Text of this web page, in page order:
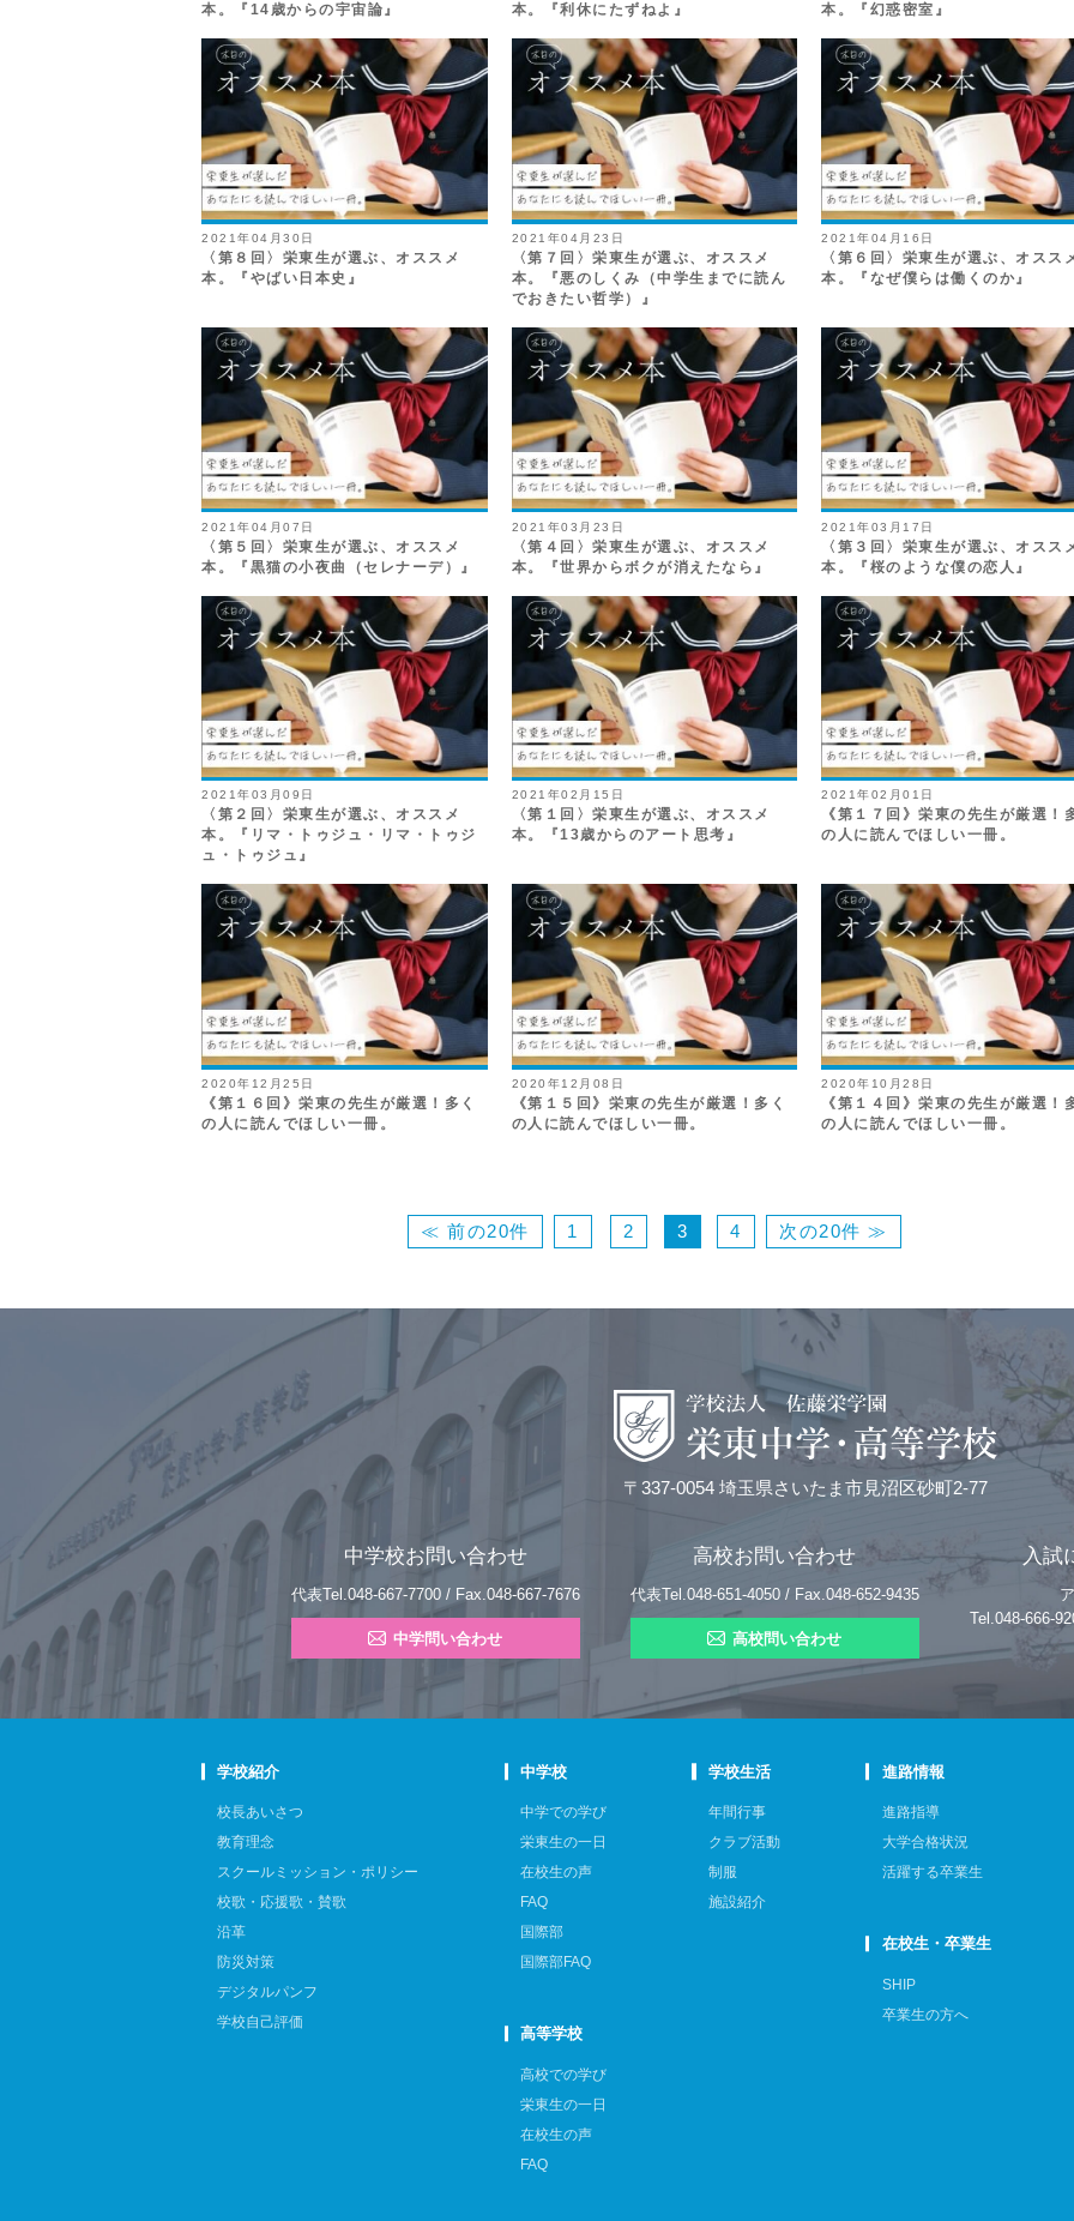
本。『14歳からの宇宙論』
本。『利休にたずねよ』
本。『幻惑密室』
2021年04月30日
〈第８回〉栄東生が選ぶ、オススメ
本。『やばい日本史』
2021年04月23日
〈第７回〉栄東生が選ぶ、オススメ
本。『悪のしくみ（中学生までに読ん
でおきたい哲学）』
2021年04月16日
〈第６回〉栄東生が選ぶ、オスス
本。『なぜ僕らは働くのか』
2021年04月07日
〈第５回〉栄東生が選ぶ、オススメ
本。『黒猫の小夜曲（セレナーデ）』
2021年03月23日
〈第４回〉栄東生が選ぶ、オススメ
本。『世界からボクが消えたなら』
2021年03月17日
〈第３回〉栄東生が選ぶ、オスス
本。『桜のような僕の恋人』
2021年03月09日
〈第２回〉栄東生が選ぶ、オススメ
本。『リマ・トゥジュ・リマ・トゥジ
ュ・トゥジュ』
2021年02月15日
〈第１回〉栄東生が選ぶ、オススメ
本。『13歳からのアート思考』
2021年02月01日
《第１７回》栄東の先生が厳選！
の人に読んでほしい一冊。
2020年12月25日
《第１６回》栄東の先生が厳選！多く
の人に読んでほしい一冊。
2020年12月08日
《第１５回》栄東の先生が厳選！多く
の人に読んでほしい一冊。
2020年10月28日
《第１４回》栄東の先生が厳選！
の人に読んでほしい一冊。
≪ 前の20件 1 2 3 4 次の20件 ≫
〒337-0054 埼玉県さいたま市見沼区砂町2-77
中学校お問い合わせ
代表Tel.048-667-7700 / Fax.048-667-7676
中学問い合わせ
高校お問い合わせ
代表Tel.048-651-4050 / Fax.048-652-9435
高校問い合わせ
入試
Tel.048-666-
学校紹介
校長あいさつ
教育理念
スクールミッション・ポリシー
校歌・応援歌・賛歌
沿革
防災対策
デジタルパンフ
学校自己評価
中学校
中学での学び
栄東生の一日
在校生の声
FAQ
国際部
国際部FAQ
高等学校
高校での学び
栄東生の一日
在校生の声
FAQ
学校生活
年間行事
クラブ活動
制服
施設紹介
進路情報
進路指導
大学合格状況
活躍する卒業生
在校生・卒業生
SHIP
卒業生の方へ